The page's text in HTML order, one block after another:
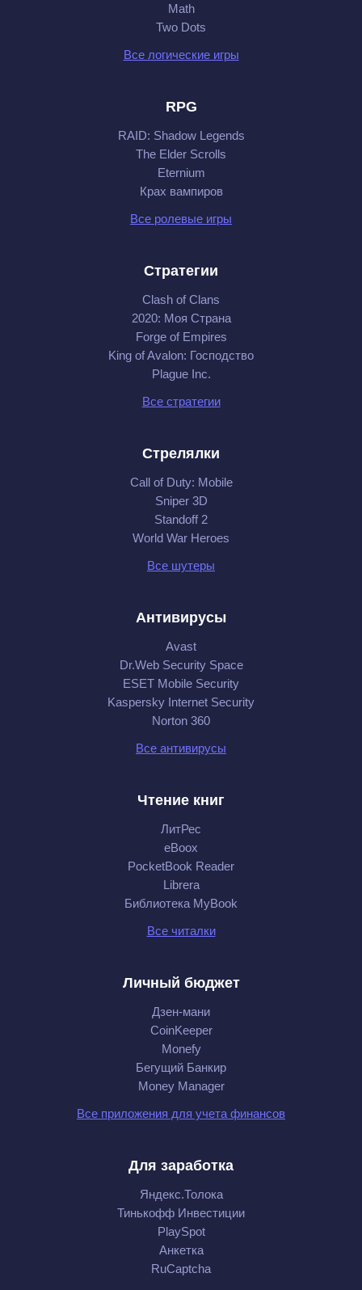
Math
Two Dots
Все логические игры
RPG
RAID: Shadow Legends
The Elder Scrolls
Eternium
Крах вампиров
Все ролевые игры
Стратегии
Clash of Clans
2020: Моя Cтрана
Forge of Empires
King of Avalon: Господство
Plague Inc.
Все стратегии
Стрелялки
Call of Duty: Mobile
Sniper 3D
Standoff 2
World War Heroes
Все шутеры
Антивирусы
Avast
Dr.Web Security Space
ESET Mobile Security
Kaspersky Internet Security
Norton 360
Все антивирусы
Чтение книг
ЛитРес
eBoox
PocketBook Reader
Librera
Библиотека MyBook
Все читалки
Личный бюджет
Дзен-мани
CoinKeeper
Monefy
Бегущий Банкир
Money Manager
Все приложения для учета финансов
Для заработка
Яндекс.Толока
Тинькофф Инвестиции
PlaySpot
Анкетка
RuCaptcha